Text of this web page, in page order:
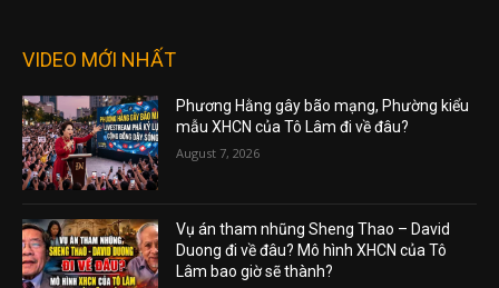
VIDEO MỚI NHẤT
Phương Hằng gây bão mạng, Phường kiểu
mẫu XHCN của Tô Lâm đi về đâu?
August 7, 2026
Vụ án tham nhũng Sheng Thao – David
Duong đi về đâu? Mô hình XHCN của Tô
Lâm bao giờ sẽ thành?